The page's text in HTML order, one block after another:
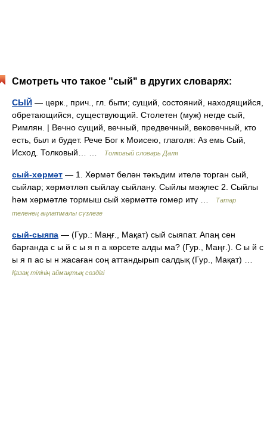
Смотреть что такое "сый" в других словарях:
СЫЙ — церк., прич., гл. быти; сущий, состояний, находящийся,
обретающийся, существующий. Столетен (муж) негде сый,
Римлян. | Вечно сущий, вечный, предвечный, вековечный, кто
есть, был и будет. Рече Бог к Моисею, глаголя: Аз емь Сый,
Исход. Толковый… …
Толковый словарь Даля
сый-хөрмәт — 1. Хөрмәт белән тәкъдим ителә торган сый,
сыйлар; хөрмәтләп сыйлау сыйлану. Сыйлы мәҗлес 2. Сыйлы
һәм хөрмәтле тормыш сый хөрмәттә гомер итү …
Татар
теленең аңлатмалы сүзлеге
сый-сыяпа — (Гур.: Маңғ., Мақат) сый сыяпат. Апаң сен
барғанда с ы й с ы я п а көрсете алды ма? (Гур., Маңғ.). С ы й с
ы я п ас ы н жасаған соң аттандырып салдық (Гур., Мақат) …
Қазақ тілінің аймақтық сөздігі